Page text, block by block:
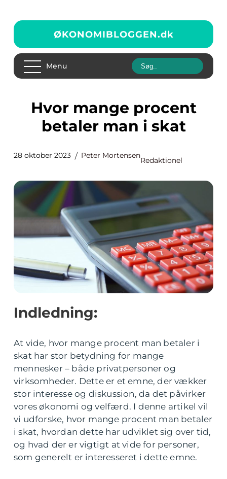
ØKONOMIBLOGGEN.dk
Menu
Hvor mange procent
betaler man i skat
28 oktober 2023 Peter Mortensen
Redaktionel
Indledning:
At vide, hvor mange procent man betaler i
skat har stor betydning for mange
mennesker – både privatpersoner og
virksomheder. Dette er et emne, der vækker
stor interesse og diskussion, da det påvirker
vores økonomi og velfærd. I denne artikel vil
vi udforske, hvor mange procent man betaler
i skat, hvordan dette har udviklet sig over tid,
og hvad der er vigtigt at vide for personer,
som generelt er interesseret i dette emne.